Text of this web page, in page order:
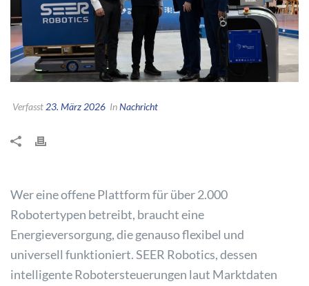
Verfasst 23. März 2026 InNachricht
Wer eine offene Plattform für über 2.000
Robotertypen betreibt, braucht eine
Energieversorgung, die genauso flexibel und
universell funktioniert. SEER Robotics, dessen
intelligente Robotersteuerungen laut Marktdaten